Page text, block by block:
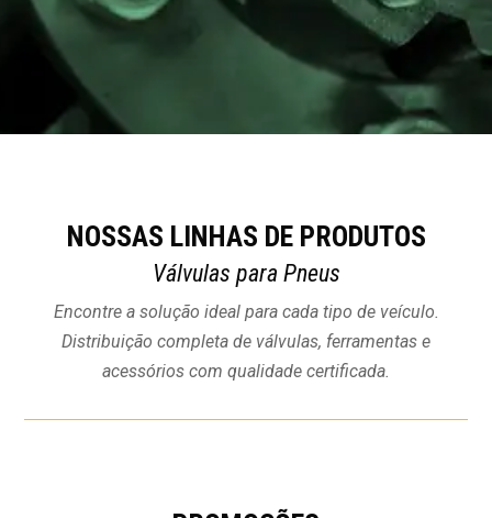
NOSSAS LINHAS DE PRODUTOS
Válvulas para Pneus
Encontre a solução ideal para cada tipo de veículo.
Distribuição completa de válvulas, ferramentas e
acessórios com qualidade certificada.